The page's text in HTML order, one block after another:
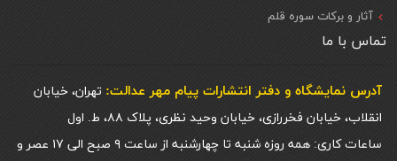
آثار و برکات سوره قلم
تماس با ما
آدرس نمایشگاه و دفتر انتشارات پيام مهر عدالت: تهران، خیابان
انقلاب، خیابان فخررازی، خیابان وحید نظری، پلاک ۸۸، ط. اول
ساعات کاری: همه روزه شنبه تا چهارشنبه از ساعت ۹ صبح الی ۱۷ عصر و